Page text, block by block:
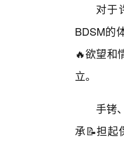
对于
BDSM的
🔥欲望和
立。
手铐
承📝担起